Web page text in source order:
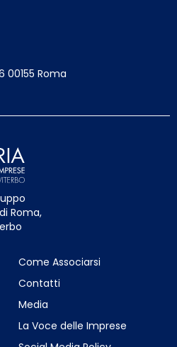
00155 Roma
Roma,
Come Associarsi
Contatti
Media
La Voce delle Imprese